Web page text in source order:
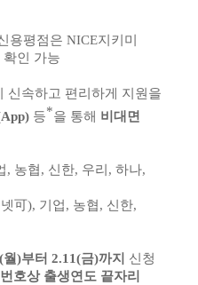
평점은 NICE지키미
확인 가능
신속하고 편리하게 지원을
등*을 통해 비대면
, 농협, 신한, 우리, 하나,
可), 기업, 농협, 신한,
월)부터 2.11(금)까지 신청
호상 출생연도 끝자리